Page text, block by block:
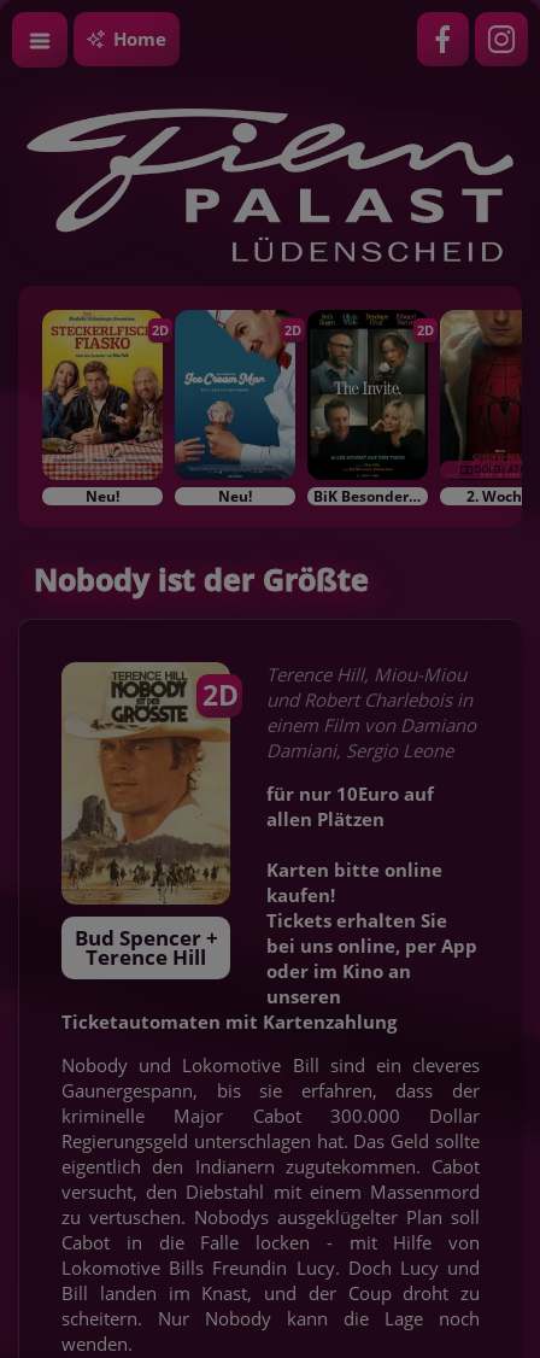
Home
2D
Neu!
2D
Neu!
2D
BiK Besonderes im Kino 2. Woche!
Nobody ist der Größte
2D
Bud Spencer +
Terence Hill
Terence Hill, Miou-Miou
und Robert Charlebois in
einem Film von Damiano
Damiani, Sergio Leone
für nur 10Euro auf
allen Plätzen
Karten bitte online
kaufen!
Tickets erhalten Sie
bei uns online, per App
oder im Kino an
unseren
Ticketautomaten mit Kartenzahlung
Nobody und Lokomotive Bill sind ein cleveres
Gaunergespann, bis sie erfahren, dass der
kriminelle Major Cabot 300.000 Dollar
Regierungsgeld unterschlagen hat. Das Geld sollte
eigentlich den Indianern zugutekommen. Cabot
versucht, den Diebstahl mit einem Massenmord
zu vertuschen. Nobodys ausgeklügelter Plan soll
Cabot in die Falle locken - mit Hilfe von
Lokomotive Bills Freundin Lucy. Doch Lucy und
Bill landen im Knast, und der Coup droht zu
scheitern. Nur Nobody kann die Lage noch
wenden.